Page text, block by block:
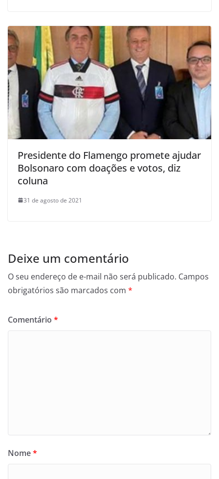
Presidente do Flamengo promete ajudar
Bolsonaro com doações e votos, diz
coluna
31 de agosto de 2021
Deixe um comentário
O seu endereço de e-mail não será publicado. Campos
obrigatórios são marcados com *
Comentário *
Nome*